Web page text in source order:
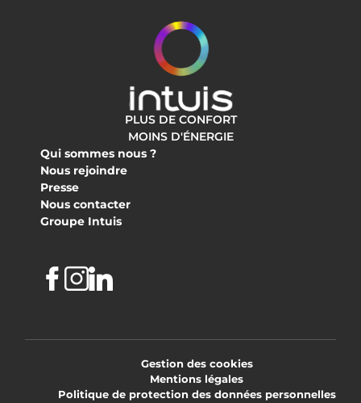
PLUS DE CONFORT
MOINS D'ÉNERGIE
Qui sommes nous ?
Nous rejoindre
Presse
Nous contacter
Groupe Intuis
Facebook
Instagram
Linkedin
Gestion des cookies
Mentions légales
Politique de protection des données personnelles